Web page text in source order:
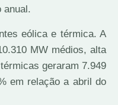
anual.
eólica e térmica. A
MW médios, alta
geraram 7.949
em relação a abril do